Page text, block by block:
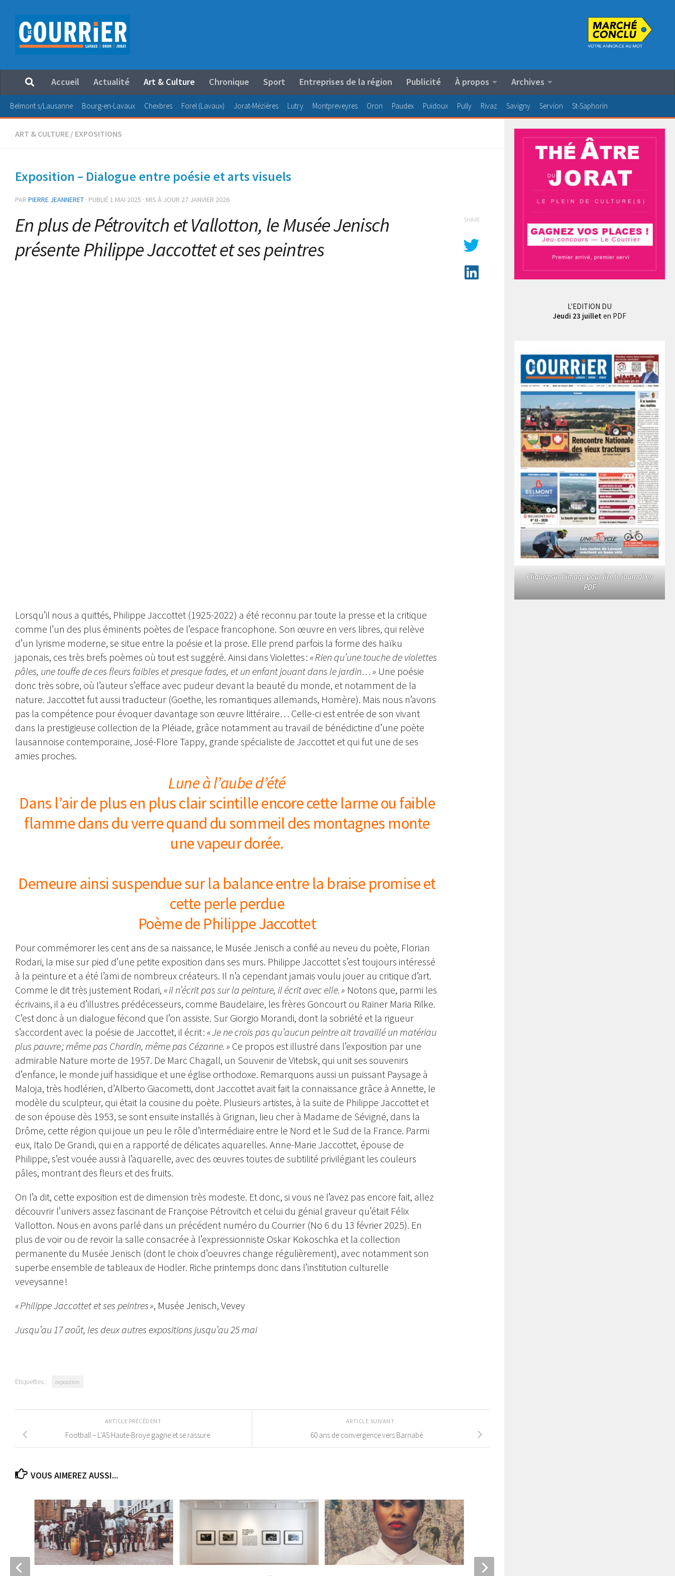
Au dessous du contenu
Accueil Actualité Art & Culture Chronique Sport Entreprises de la région Publicité À propos Archives
Belmont s/Lausanne Bourg-en-Lavaux Chexbres Forel (Lavaux) Jorat-Mézières Lutry Montpreveyres Oron Paudex Puidoux Pully Rivaz Savigny Servion St-Saphorin
ART & CULTURE / EXPOSITIONS
Exposition – Dialogue entre poésie et arts visuels
PAR PIERRE JEANNERET · PUBLIÉ 1 MAI 2025 · MIS À JOUR 27 JANVIER 2026
En plus de Pétrovitch et Vallotton, le Musée Jenisch
présente Philippe Jaccottet et ses peintres
Lorsqu’il nous a quittés, Philippe Jaccottet (1925-2022) a été reconnu par toute la presse et la critique
comme l’un des plus éminents poètes de l’espace francophone. Son œuvre en vers libres, qui relève
d’un lyrisme moderne, se situe entre la poésie et la prose. Elle prend parfois la forme des haïku
japonais, ces très brefs poèmes où tout est suggéré. Ainsi dans Violettes : « Rien qu’une touche de violettes
pâles, une touffe de ces fleurs faibles et presque fades, et un enfant jouant dans le jardin… » Une poésie
donc très sobre, où l’auteur s’efface avec pudeur devant la beauté du monde, et notamment de la
nature. Jaccottet fut aussi traducteur (Goethe, les romantiques allemands, Homère). Mais nous n’avons
pas la compétence pour évoquer davantage son œuvre littéraire… Celle-ci est entrée de son vivant
dans la prestigieuse collection de la Pléiade, grâce notamment au travail de bénédictine d’une poète
lausannoise contemporaine, José-Flore Tappy, grande spécialiste de Jaccottet et qui fut une de ses
amies proches.
Lune à l’aube d’été
Dans l’air de plus en plus clair scintille encore cette larme ou faible
flamme dans du verre quand du sommeil des montagnes monte
une vapeur dorée.
Demeure ainsi suspendue sur la balance entre la braise promise et
cette perle perdue
Poème de Philippe Jaccottet
Pour commémorer les cent ans de sa naissance, le Musée Jenisch a confié au neveu du poète, Florian
Rodari, la mise sur pied d’une petite exposition dans ses murs. Philippe Jaccottet s’est toujours intéressé
à la peinture et a été l’ami de nombreux créateurs. Il n’a cependant jamais voulu jouer au critique d’art.
Comme le dit très justement Rodari, « il n’écrit pas sur la peinture, il écrit avec elle. » Notons que, parmi les
écrivains, il a eu d’illustres prédécesseurs, comme Baudelaire, les frères Goncourt ou Rainer Maria Rilke.
C’est donc à un dialogue fécond que l’on assiste. Sur Giorgio Morandi, dont la sobriété et la rigueur
s’accordent avec la poésie de Jaccottet, il écrit : « Je ne crois pas qu’aucun peintre ait travaillé un matériau
plus pauvre ; même pas Chardin, même pas Cézanne. » Ce propos est illustré dans l’exposition par une
admirable Nature morte de 1957. De Marc Chagall, un Souvenir de Vitebsk, qui unit ses souvenirs
d’enfance, le monde juif hassidique et une église orthodoxe. Remarquons aussi un puissant Paysage à
Maloja, très hodlérien, d’Alberto Giacometti, dont Jaccottet avait fait la connaissance grâce à Annette, le
modèle du sculpteur, qui était la cousine du poète. Plusieurs artistes, à la suite de Philippe Jaccottet et
de son épouse dès 1953, se sont ensuite installés à Grignan, lieu cher à Madame de Sévigné, dans la
Drôme, cette région qui joue un peu le rôle d’intermédiaire entre le Nord et le Sud de la France. Parmi
eux, Italo De Grandi, qui en a rapporté de délicates aquarelles. Anne-Marie Jaccottet, épouse de
Philippe, s’est vouée aussi à l’aquarelle, avec des œuvres toutes de subtilité privilégiant les couleurs
pâles, montrant des fleurs et des fruits.
On l’a dit, cette exposition est de dimension très modeste. Et donc, si vous ne l’avez pas encore fait, allez
découvrir l’univers assez fascinant de Françoise Pétrovitch et celui du génial graveur qu’était Félix
Vallotton. Nous en avons parlé dans un précédent numéro du Courrier (No 6 du 13 février 2025). En
plus de voir ou de revoir la salle consacrée à l’expressionniste Oskar Kokoschka et la collection
permanente du Musée Jenisch (dont le choix d’oeuvres change régulièrement), avec notamment son
superbe ensemble de tableaux de Hodler. Riche printemps donc dans l’institution culturelle
veveysanne !
« Philippe Jaccottet et ses peintres », Musée Jenisch, Vevey
Jusqu’au 17 août, les deux autres expositions jusqu’au 25 mai
SHARE
Étiquettes : exposition
ARTICLE SUIVANT
60 ans de convergence vers Barnabé
ARTICLE PRÉCÉDENT
Football – L’AS Haute-Broye gagne et se rassure
VOUS AIMEREZ AUSSI...
L'EDITION DU
Jeudi 23 juillet en PDF
Cliquez sur l'image pour lire le journal en
PDF